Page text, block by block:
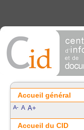
Accueil général
A- A A+
Accueil du CID